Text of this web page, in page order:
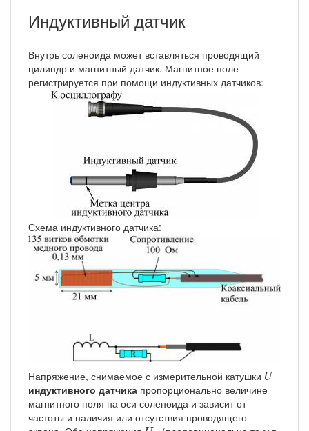
Индуктивный датчик
Внутрь соленоида может вставляться проводящий
цилиндр и магнитный датчик. Магнитное поле
регистрируется при помощи индуктивных датчиков:
Схема индуктивного датчика:
Напряжение, снимаемое с измерительной катушки U
U
индуктивного датчика пропорционально величине
магнитного поля на оси соленоида и зависит от
частоты и наличия или отсутствия проводящего
UR